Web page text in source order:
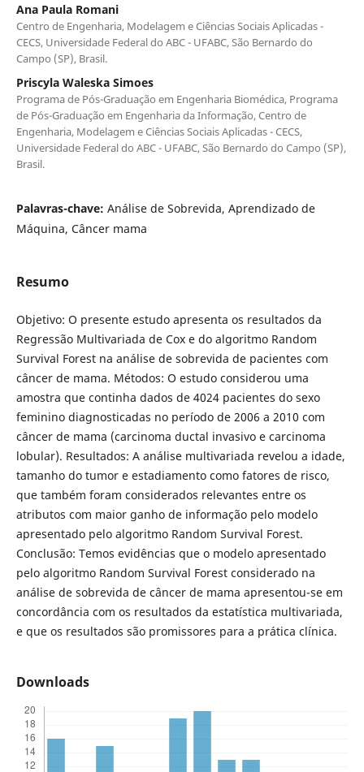
Ana Paula Romani
Centro de Engenharia, Modelagem e Ciências Sociais Aplicadas -
CECS, Universidade Federal do ABC - UFABC, São Bernardo do
Campo (SP), Brasil.
Priscyla Waleska Simoes
Programa de Pós-Graduação em Engenharia Biomédica, Programa
de Pós-Graduação em Engenharia da Informação, Centro de
Engenharia, Modelagem e Ciências Sociais Aplicadas - CECS,
Universidade Federal do ABC - UFABC, São Bernardo do Campo (SP),
Brasil.
Palavras-chave: Análise de Sobrevida, Aprendizado de
Máquina, Câncer mama
Resumo
Objetivo: O presente estudo apresenta os resultados da
Regressão Multivariada de Cox e do algoritmo Random
Survival Forest na análise de sobrevida de pacientes com
câncer de mama. Métodos: O estudo considerou uma
amostra que continha dados de 4024 pacientes do sexo
feminino diagnosticadas no período de 2006 a 2010 com
câncer de mama (carcinoma ductal invasivo e carcinoma
lobular). Resultados: A análise multivariada revelou a idade,
tamanho do tumor e estadiamento como fatores de risco,
que também foram considerados relevantes entre os
atributos com maior ganho de informação pelo modelo
apresentado pelo algoritmo Random Survival Forest.
Conclusão: Temos evidências que o modelo apresentado
pelo algoritmo Random Survival Forest considerado na
análise de sobrevida de câncer de mama apresentou-se em
concordância com os resultados da estatística multivariada,
e que os resultados são promissores para a prática clínica.
Downloads